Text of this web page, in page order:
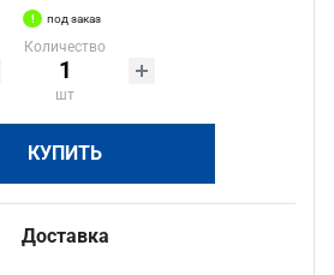
под заказ
Количество
шт
КУПИТЬ
Доставка